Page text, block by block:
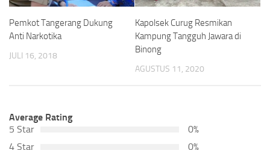
Pemkot Tangerang Dukung
Anti Narkotika
JULI 16, 2018
Kapolsek Curug Resmikan
Kampung Tangguh Jawara di
Binong
AGUSTUS 11, 2020
Average Rating
5 Star
0%
4 Star
0%